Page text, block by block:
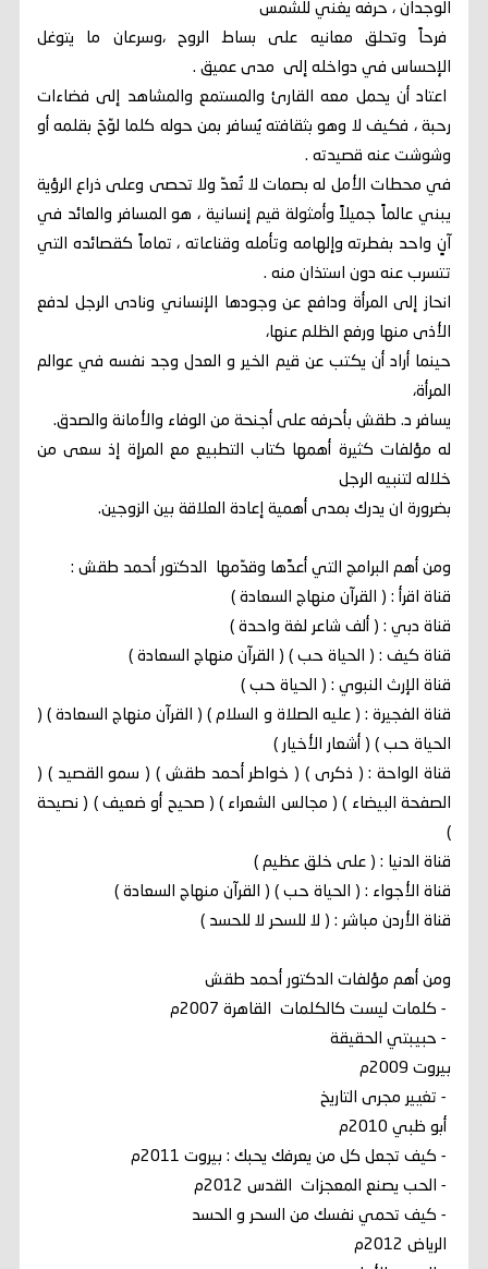
الوجدان ، حرفه يغني للشمس
فرحاً وتحلق معانيه على بساط الروح ،وسرعان ما يتوغل
الإحساس في دواخله إلى مدى عميق .
اعتاد أن يحمل معه القارئ والمستمع والمشاهد إلى فضاءات
رحبة ، فكيف لا وهو بثقافته يُسافر بمن حوله كلما لوّحَ بقلمه أو
وشوشت عنه قصيدته .
في محطات الأمل له بصمات لا تُعدّ ولا تحصى وعلى ذراع الرؤية
يبني عالماً جميلاً وأمثولة قيم إنسانية ، هو المسافر والعائد في
آنٍ واحد بفطرته وإلهامه وتأمله وقناعاته ، تماماً كقصائده التي
تتسرب عنه دون استذان منه .
انحاز إلى المرأة ودافع عن وجودها الإنساني ونادى الرجل لدفع
الأذى منها ورفع الظلم عنها،
حينما أراد أن يكتب عن قيم الخير و العدل وجد نفسه في عوالم
المرأة،
يسافر د. طقش بأحرفه على أجنحة من الوفاء والأمانة والصدق.
له مؤلفات كثيرة أهمها كتاب التطبيع مع المرإة إذ سعى من
خلاله لتنبيه الرجل
بضرورة ان يدرك بمدى أهمية إعادة العلاقة بين الزوجين.
ومن أهم البرامج التي أعدَّها وقدّمها الدكتور أحمد طقش :
قناة اقرأ : ( القرآن منهاج السعادة )
قناة دبي : ( ألف شاعر لغة واحدة )
قناة كيف : ( الحياة حب ) ( القرآن منهاج السعادة )
قناة الإرث النبوي : ( الحياة حب )
قناة الفجيرة : ( عليه الصلاة و السلام ) ( القرآن منهاج السعادة ) (
الحياة حب ) ( أشعار الأخيار )
قناة الواحة : ( ذكرى ) ( خواطر أحمد طقش ) ( سمو القصيد ) (
الصفحة البيضاء ) ( مجالس الشعراء ) ( صحيح أو ضعيف ) ( نصيحة
)
قناة الدنيا : ( على خلق عظيم )
قناة الأجواء : ( الحياة حب ) ( القرآن منهاج السعادة )
قناة الأردن مباشر : ( لا للسحر لا للحسد )
ومن أهم مؤلفات الدكتور أحمد طقش
- كلمات ليست كالكلمات القاهرة 2007م
- حبيبتي الحقيقة
بيروت 2009م
- تغيير مجرى التاريخ
أبو ظبي 2010م
- كيف تجعل كل من يعرفك يحبك : بيروت 2011م
- الحب يصنع المعجزات القدس 2012م
- كيف تحمي نفسك من السحر و الحسد
الرياض 2012م